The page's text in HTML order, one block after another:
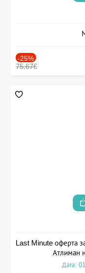
-25%
75.67€
Last Minute оферта
Атлиман
Дата: